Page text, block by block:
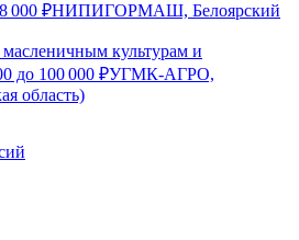
000 ₽НИПИГОРМАШ, Белоярский
культурам и
до 100 000 ₽УГМК-АГРО,
область)